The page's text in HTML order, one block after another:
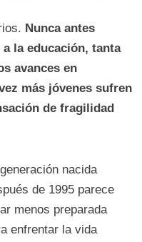
Nunca antes
la educación, tanta
avances en
más jóvenes sufren
de fragilidad
nacida
de 1995 parece
menos preparada
enfrentar la vida